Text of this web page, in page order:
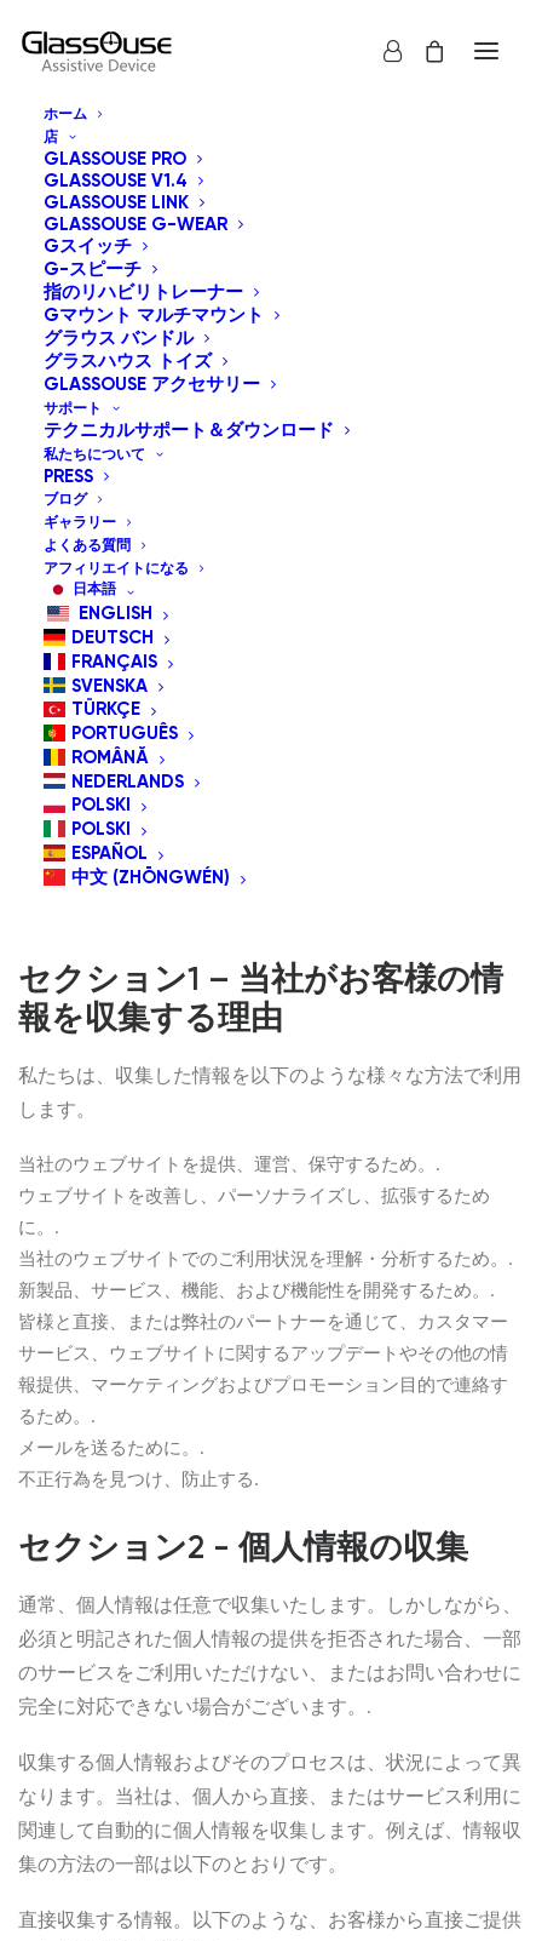
ホーム
店
GLASSOUSE PRO
GLASSOUSE V1.4
GLASSOUSE LINK
GLASSOUSE G-WEAR
Gスイッチ
G-スピーチ
指のリハビリトレーナー
Gマウント マルチマウント
グラウス バンドル
グラスハウス トイズ
GLASSOUSE アクセサリー
サポート
テクニカルサポート＆ダウンロード
私たちについて
PRESS
ブログ
ギャラリー
よくある質問
アフィリエイトになる
日本語
ENGLISH
DEUTSCH
FRANÇAIS
SVENSKA
TÜRKÇE
PORTUGUÊS
ROMÂNĂ
NEDERLANDS
POLSKI
POLSKI
ESPAÑOL
中文 (ZHŌNGWÉN)
プライバシーポリシー
グラスハウス支援装置をご利用いただきありがとうござい
ます。当ウェブサイトをご利用になる前に、プライバシー
ポリシーをご一読ください。.
このプライバシーポリシーは、お客様が本ウェブサイトを
利用する際の個人情報の収集、使用、開示、共有に関する
方針と手続きについて説明するものです。.
いかなる状況においても、エンノープログループ（「当
社」）は、当社のウェブサイトで提供される情報の使用に
起因するいかなる損失または損害についても、お客様に対
して一切の責任を負わないものとします。お客様が当社の
ウェブサイトを使用し、当社のウェブサイト上のいかなる
情報にも依拠することについては、お客様ご自身の責任と
リスクにおいて行うものとします。.
個人に関する個人情報の収集、利用、開示、処理は、状況
によって異なります。このプライバシー通知は、当社の全
体的なプライバシーおよびデータ保護慣行を説明すること
を目的としています。場合によっては、特定の個人情報の
処理に適用される、データ収集および処理慣行に関する異
セクション1 – 当社がお客様の情
報を収集する理由
私たちは、収集した情報を以下のような様々な方法で利用
します。
当社のウェブサイトを提供、運営、保守するため。.
ウェブサイトを改善し、パーソナライズし、拡張するため
に。.
当社のウェブサイトでのご利用状況を理解・分析するため。.
新製品、サービス、機能、および機能性を開発するため。.
皆様と直接、または弊社のパートナーを通じて、カスタマー
サービス、ウェブサイトに関するアップデートやその他の情
報提供、マーケティングおよびプロモーション目的で連絡す
るため。.
メールを送るために。.
不正行為を見つけ、防止する.
セクション2 - 個人情報の収集
通常、個人情報は任意で収集いたします。しかしながら、
必須と明記された個人情報の提供を拒否された場合、一部
のサービスをご利用いただけない、またはお問い合わせに
完全に対応できない場合がございます。.
収集する個人情報およびそのプロセスは、状況によって異
なります。当社は、個人から直接、またはサービス利用に
関連して自動的に個人情報を収集します。例えば、情報収
集の方法の一部は以下のとおりです。
直接収集する情報。以下のような、お客様から直接ご提供